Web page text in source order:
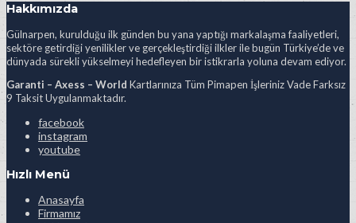
Hakkımızda
Gülnarpen, kurulduğu ilk günden bu yana yaptığı markalaşma faaliyetleri,
sektöre getirdiği yenilikler ve gerçekleştirdiği ilkler ile bugün Türkiye’de ve
dünyada sürekli yükselmeyi hedefleyen bir istikrarla yoluna devam ediyor.
Garanti – Axess – World Kartlarınıza Tüm Pimapen İşleriniz Vade Farksız
9 Taksit Uygulanmaktadır.
facebook
instagram
youtube
Hızlı Menü
Anasayfa
Firmamız